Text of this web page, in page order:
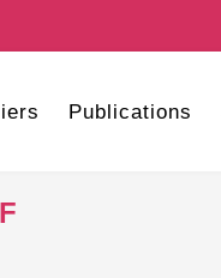
Publications